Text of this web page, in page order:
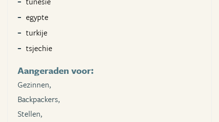
egypte
turkije
tsjechie
Aangeraden voor:
Gezinnen,
Backpackers,
Stellen,